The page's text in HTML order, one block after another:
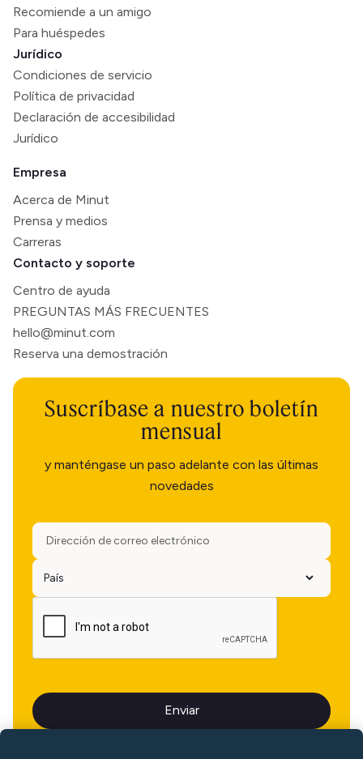
Recomiende a un amigo
Para huéspedes
Jurídico
Condiciones de servicio
Política de privacidad
Declaración de accesibilidad
Jurídico
Empresa
Acerca de Minut
Prensa y medios
Carreras
Contacto y soporte
Centro de ayuda
PREGUNTAS MÁS FRECUENTES
hello@minut.com
Reserva una demostración
Suscríbase a nuestro boletín
mensual
y manténgase un paso adelante con las últimas
novedades